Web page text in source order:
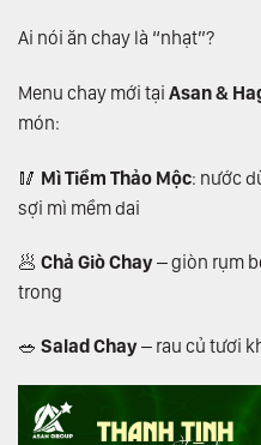
Ai nói ăn chay là “nhạt”?
Menu chay mới tại Asan &
món:
🥢 Mì Tiềm Thảo Mộc: nước
sợi mì mềm dai
🥟 Chả Giò Chay– giòn rụm
trong
🥗 Salad Chay– rau củ tươi